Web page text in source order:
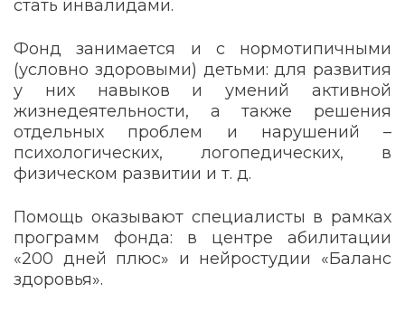
стать инвалидами.
Фонд занимается и с нормотипичными
(условно здоровыми) детьми: для развития
у них навыков и умений активной
жизнедеятельности, а также решения
отдельных проблем и нарушений –
психологических, логопедических, в
физическом развитии и т. д.
Помощь оказывают специалисты в рамках
программ фонда: в центре абилитации
«200 дней плюс» и нейростудии «Баланс
здоровья».